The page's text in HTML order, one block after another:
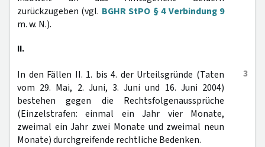
zurückzugeben (vgl. BGHR StPO § 4 Verbindung 9
m. w. N.).
II.
3
In den Fällen II. 1. bis 4. der Urteilsgründe (Taten
vom 29. Mai, 2. Juni, 3. Juni und 16. Juni 2004)
bestehen gegen die Rechtsfolgenaussprüche
(Einzelstrafen: einmal ein Jahr vier Monate,
zweimal ein Jahr zwei Monate und zweimal neun
Monate) durchgreifende rechtliche Bedenken.